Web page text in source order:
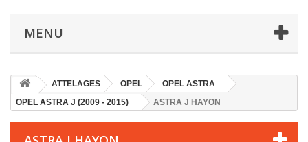
MENU
ATTELAGES OPEL
OPEL ASTRA
OPEL ASTRA J (2009 - 2015)
ASTRA J HAYON